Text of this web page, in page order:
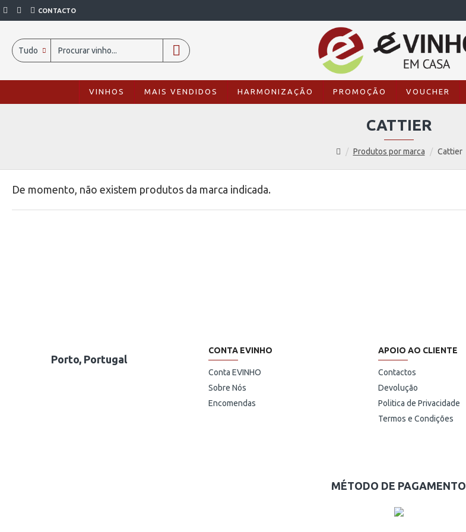
CONTACTO
Tudo
VINHOS MAIS VENDIDOS HARMONIZAÇÃO PROMOÇÃO VOUCHER
Produtos por marca Cattier
CATTIER
De momento, não existem produtos da marca indicada.
Porto, Portugal
CONTA EVINHO
Conta EVINHO
Sobre Nós
Encomendas
APOIO AO CLIENTE
Contactos
Devolução
Politica de Privacidade
Termos e Condições
MÉTODO DE PAGAMENTO